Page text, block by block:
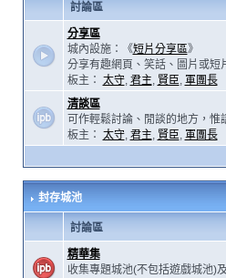
討論區
分享區
城內設施：《短片分享區》
分享有趣網頁、笑話、圖片或短
板主： 太守, 君主, 賢臣, 軍團長
清談區
可作輕鬆討論、閒談的地方，惟
板主： 太守, 君主, 賢臣, 軍團長
封存城池
討論區
精華集
收集專題城池(不包括遊戲城池)